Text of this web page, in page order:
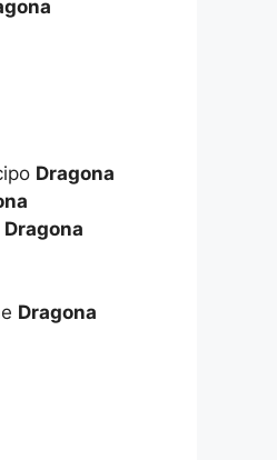
Dragona
Dragona
Dragona